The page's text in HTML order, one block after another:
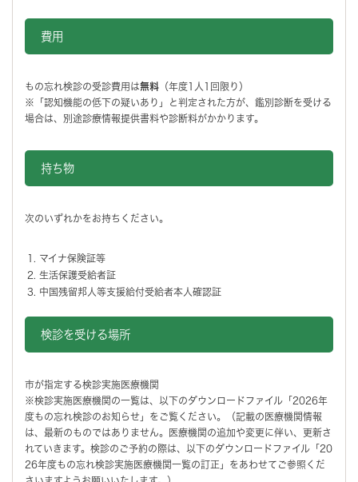
費用
もの忘れ検診の受診費用は無料 （年度1人1回限り）
※「認知機能の低下の疑いあり」と判定された方が、鑑別診断を受ける
場合は、別途診療情報提供書料や診断料がかかります。
持ち物
次のいずれかをお持ちください。
マイナ保険証等
生活保護受給者証
中国残留邦人等支援給付受給者本人確認証
検診を受ける場所
市が指定する検診実施医療機関
※検診実施医療機関の一覧は、以下のダウンロードファイル「2026年
度もの忘れ検診のお知らせ」をご覧ください。（記載の医療機関情報
は、最新のものではありません。医療機関の追加や変更に伴い、更新さ
れていきます。検診のご予約の際は、以下のダウンロードファイル「20
26年度もの忘れ検診実施医療機関一覧の訂正」をあわせてご参照くだ